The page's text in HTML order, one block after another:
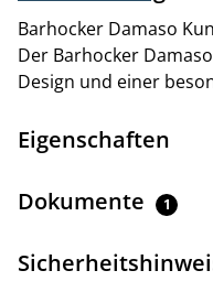
Barhocker Damaso
Der Barhocker
Design und einer
Eigenschaften
Dokumente 1